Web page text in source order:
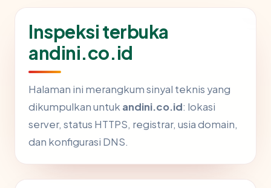
Inspeksi terbuka
andini.co.id
Halaman ini merangkum sinyal teknis yang
dikumpulkan untuk andini.co.id: lokasi
server, status HTTPS, registrar, usia domain,
dan konfigurasi DNS.